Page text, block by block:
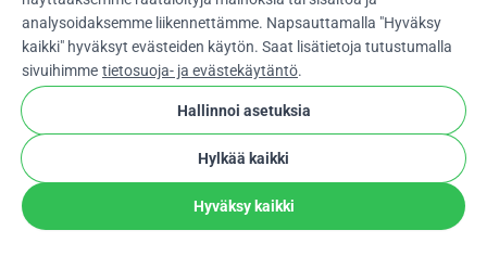
Fiarrow_drop_down
★★★★★4,9 / 5 yli 500 arvostelun perusteella
WhyDonate Yksityisyys ja evästeet
Käyttöehdot
Evästeasetukset
stripe check Vahvistettu Kumppani
analysoidaksemme liikennettämme. Napsauttamalla "Hyväksy
kaikki" hyväksyt evästeiden käytön. Saat lisätietoja tutustumalla
sivuihimme tietosuoja- ja evästekäytäntö.
Hallinnoi asetuksia
Hylkää kaikki
Hyväksy kaikki